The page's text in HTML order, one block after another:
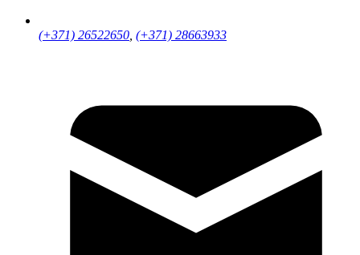
(+371) 26522650, (+371) 28663933